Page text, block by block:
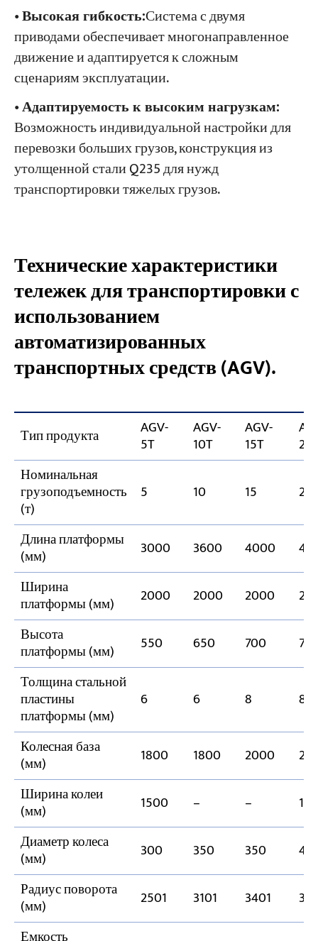
•Высокая гибкость:Система с двумя
приводами обеспечивает многонаправленное
движение и адаптируется к сложным
сценариям эксплуатации.
•Адаптируемость к высоким нагрузкам:
Возможность индивидуальной настройки для
перевозки больших грузов, конструкция из
утолщенной стали Q235 для нужд
транспортировки тяжелых грузов.
Технические характеристики
тележек для транспортировки с
использованием
автоматизированных
транспортных средств (AGV).
Тип продукта AGV-
5T
AGV-
10T
AGV-
15T
Номинальная
грузоподъемность
(т)
5 10 15 20
Длина платформы
(мм) 3000 3600 4000
Ширина
платформы (мм) 2000 2000 2000
Высота
платформы (мм) 550 650 700
Толщина стальной
пластины
платформы (мм)
6 6 8 8
Колесная база
(мм) 1800 1800 2000
Ширина колеи
(мм) 1500 – –
Диаметр колеса
(мм) 300 350 350
Радиус поворота
(мм) 2501 3101 3401